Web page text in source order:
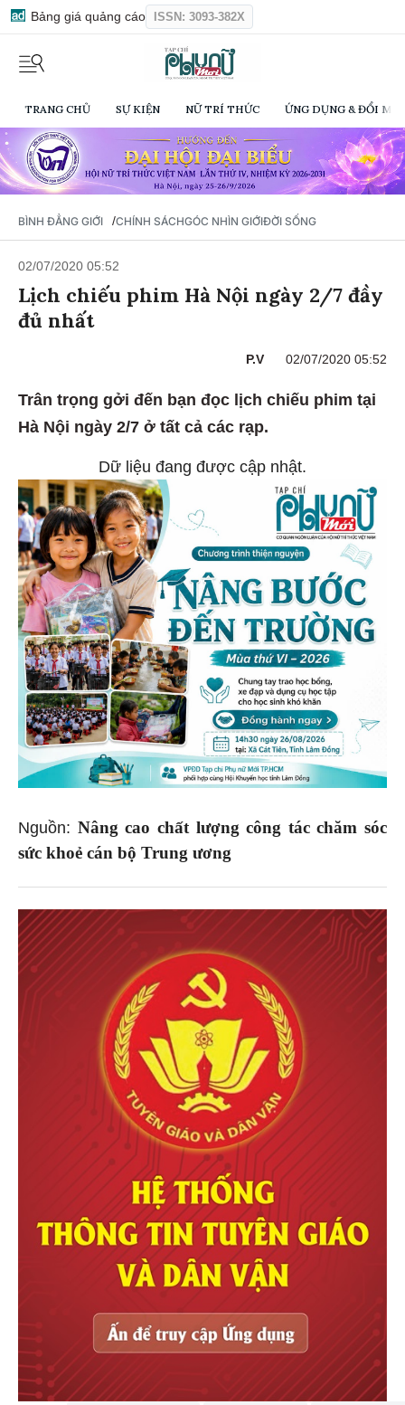
Bảng giá quảng cáo ISSN: 3093-382X
TRANG CHỦ SỰ KIỆN NỮ TRÍ THỨC ỨNG DỤNG & ĐỔI
BÌNH ĐẲNG GIỚI /CHÍNH SÁCHGÓC NHÌN GIỚIĐỜI SỐNG
02/07/2020 05:52
Lịch chiếu phim Hà Nội ngày 2/7 đầy
đủ nhất
P.V 02/07/2020 05:52
Trân trọng gởi đến bạn đọc lịch chiếu phim tại
Hà Nội ngày 2/7 ở tất cả các rạp.
Dữ liệu đang được cập nhật.
Nguồn: Nâng cao chất lượng công tác chăm sóc
sức khoẻ cán bộ Trung ương